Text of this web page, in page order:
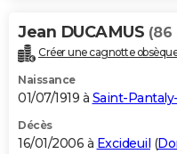
Jean DUCAMUS (86
Créer une cagnotte
Naissance
01/07/1919 à Saint-
Décès
16/01/2006 à Excideuil (